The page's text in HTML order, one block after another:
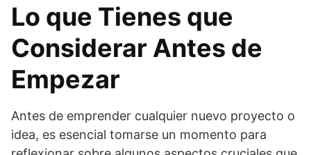
Lo que Tienes que
Considerar Antes de
Empezar
Antes de emprender cualquier nuevo proyecto o
idea, es esencial tomarse un momento para